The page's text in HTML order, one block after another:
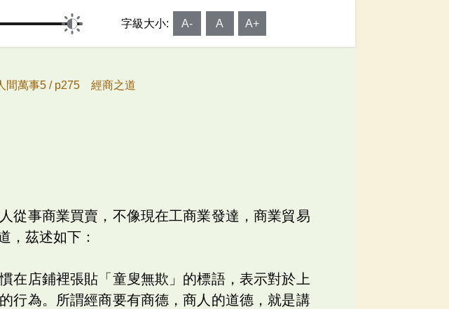
字級大小: A- A A+
間萬事5 / p275 經商之道
從事商業買賣，不像現在工商業發達，商業貿易
，茲述如下：
在店鋪裡張貼「童叟無欺」的標語，表示對於上
行為。所謂經商要有商德，商人的道德，就是講